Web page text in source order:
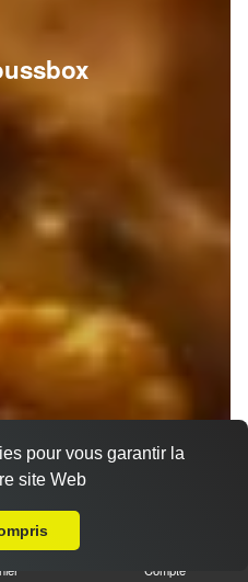
Compte
pour vous garantir la
site Web